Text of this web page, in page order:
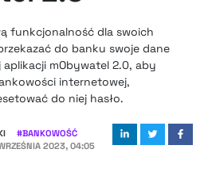
funkcjonalność dla swoich
do banku swoje dane
mObywatel 2.0, aby
internetowej,
do niej hasło.
#BANKOWOŚĆ
2023, 04:05